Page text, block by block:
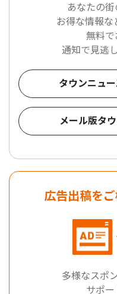
あなたの
お得な情報な
無料で
通知で見逃
タウンニュ
メール版タ
広告出稿を
多様なスポ
サポー